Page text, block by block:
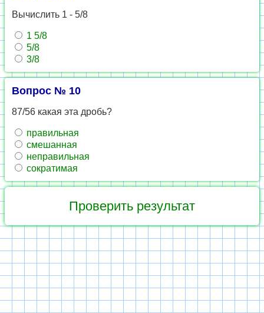
Вычислить 1 - 5/8
1 5/8
5/8
3/8
Вопрос № 10
87/56 какая эта дробь?
правильная
смешанная
неправильная
сократимая